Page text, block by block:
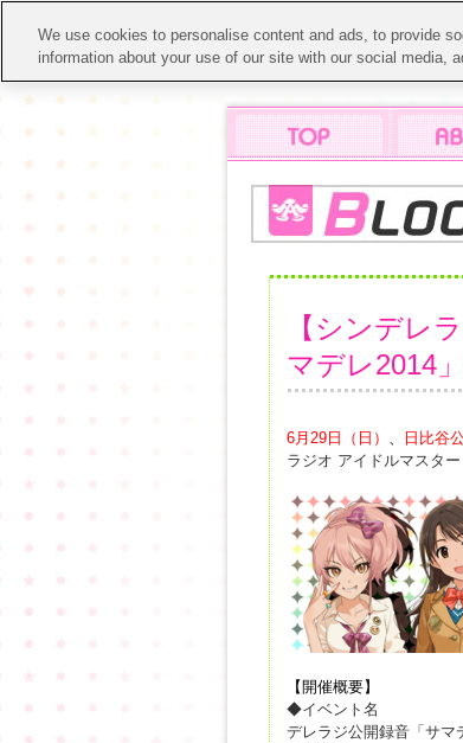
【シンデレ
マデレ2014
6月29日（日） 、 日比谷
ラジオ アイドルマスタ
【開催概要】
◆イベント名
デレラジ公開録音「サマ
We use cookies to personalise content and ads, to provide
information about your use of our site with our social media,